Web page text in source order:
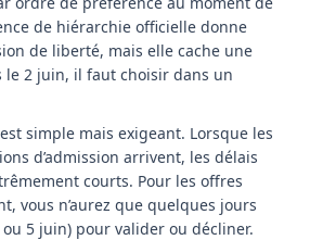
de hiérarchie officielle donne
de liberté, mais elle cache une
le 2 juin, il faut choisir dans un
simple mais exigeant. Lorsque les
d’admission arrivent, les délais
courts. Pour les offres
vous n’aurez que quelques jours
ou 5 juin) pour valider ou décliner.